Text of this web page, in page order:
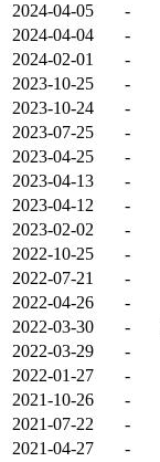
2024-04-05
-
2024-04-04
-
2024-02-01
-
2023-10-25
-
2023-10-24
-
2023-07-25
-
2023-04-25
-
2023-04-13
-
2023-04-12
-
2023-02-02
-
2022-10-25
-
2022-07-21
-
2022-04-26
-
2022-03-30
-
2022-03-29
-
2022-01-27
-
2021-10-26
-
2021-07-22
-
2021-04-27
-